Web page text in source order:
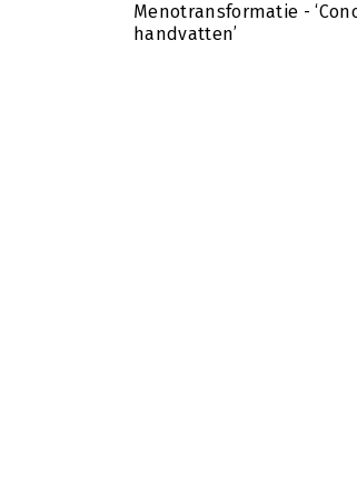
Menotransformatie -
handvatten’